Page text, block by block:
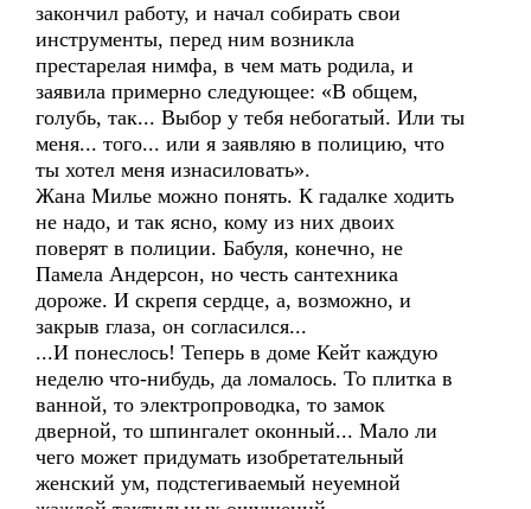
закончил работу, и начал собирать свои
инструменты, перед ним возникла
престарелая нимфа, в чем мать родила, и
заявила примерно следующее: «В общем,
голубь, так... Выбор у тебя небогатый. Или ты
меня... того... или я заявляю в полицию, что
ты хотел меня изнасиловать».
Жана Милье можно понять. К гадалке ходить
не надо, и так ясно, кому из них двоих
поверят в полиции. Бабуля, конечно, не
Памела Андерсон, но честь сантехника
дороже. И скрепя сердце, а, возможно, и
закрыв глаза, он согласился...
...И понеслось! Теперь в доме Кейт каждую
неделю что-нибудь, да ломалось. То плитка в
ванной, то электропроводка, то замок
дверной, то шпингалет оконный... Мало ли
чего может придумать изобретательный
женский ум, подстегиваемый неуемной